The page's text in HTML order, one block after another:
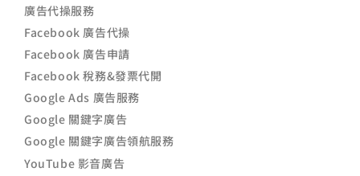
廣告代操服務
Facebook 廣告代操
Facebook 廣告申請
Facebook 稅務&發票代開
Google Ads 廣告服務
Google 關鍵字廣告
Google 關鍵字廣告領航服務
YouTube 影音廣告